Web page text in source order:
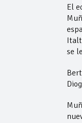
El
se